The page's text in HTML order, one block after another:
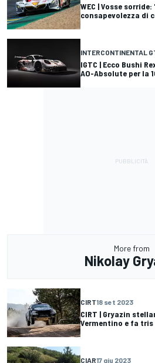
WEC | Vosse sorride:
consapevolezza di
INTERCONTINENTAL
IGTC | Ecco Bushi
AO-Absolute per la
More from
Nikolay
CIRT18 set 2023
CIRT | Gryazin
Vermentino e fa tris
CIAR17 giu 2023